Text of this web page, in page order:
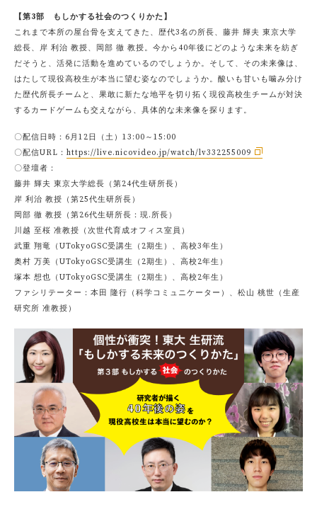
【第3部 もしかする社会のつくりかた】
これまで本所の屋台骨を支えてきた、歴代3名の所長、藤井 輝夫 東京大学
総長、岸 利治 教授、岡部 徹 教授。今から40年後にどのような未来を紡ぎ
だそうと、活発に活動を進めているのでしょうか。そして、その未来像は、
はたして現役高校生が本当に望む姿なのでしょうか。酸いも甘いも噛み分け
た歴代所長チームと、果敢に新たな地平を切り拓く現役高校生チームが対決
するカードゲームも交えながら、具体的な未来像を探ります。
〇配信日時：6月12日（土）13:00～15:00
〇配信URL： https://live.nicovideo.jp/watch/lv332255009
〇登壇者：
藤井 輝夫 東京大学総長（第24代生研所長）
岸 利治 教授（第25代生研所長）
岡部 徹 教授（第26代生研所長：現.所長）
川越 至桜 准教授（次世代育成オフィス室員）
武重 翔竜（UTokyoGSC受講生（2期生）、高校3年生）
奥村 万美（UTokyoGSC受講生（2期生）、高校2年生）
塚本 想也（UTokyoGSC受講生（2期生）、高校2年生）
ファシリテーター：本田 隆行（科学コミュニケーター）、松山 桃世（生産
研究所 准教授）